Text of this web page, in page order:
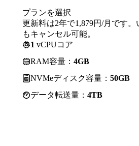
プランを選択
更新料は2年で1,879円/月です。
もキャンセル可能。
1 vCPUコア
RAM容量： 4GB
NVMeディスク容量： 50GB
データ転送量： 4TB